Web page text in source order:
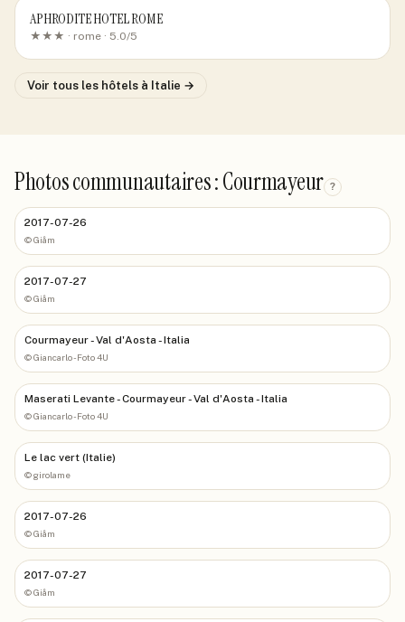
APHRODITE HOTEL ROME
★★★ · rome · 5.0/5
Voir tous les hôtels à Italie →
Photos communautaires : Courmayeur ?
2017-07-26
©Giåm
2017-07-27
©Giåm
Courmayeur - Val d'Aosta - Italia
©Giancarlo - Foto 4U
Maserati Levante - Courmayeur - Val d'Aosta - Italia
©Giancarlo - Foto 4U
Le lac vert (Italie)
©girolame
2017-07-26
©Giåm
2017-07-27
©Giåm